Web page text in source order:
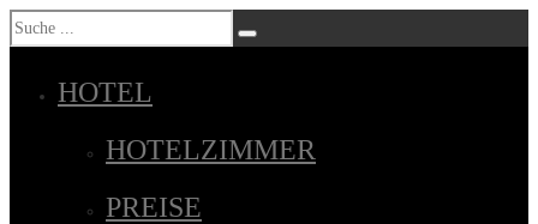
HOTEL
HOTELZIMMER
PREISE